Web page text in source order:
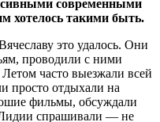
современными
хотелось такими быть.
это удалось. Они
проводили с ними
часто выезжали всей
просто отдыхали на
фильмы, обсуждали
спрашивали — не